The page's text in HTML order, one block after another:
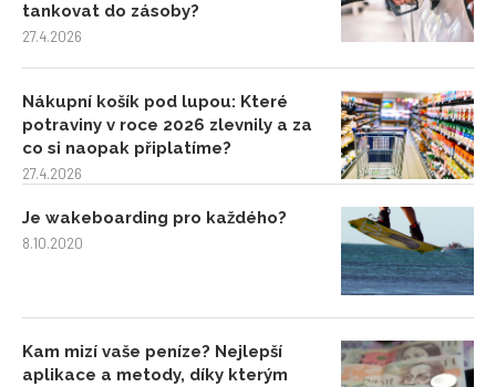
tankovat do zásoby?
27.4.2026
Nákupní košík pod lupou: Které
potraviny v roce 2026 zlevnily a za
co si naopak připlatíme?
27.4.2026
Je wakeboarding pro každého?
8.10.2020
Kam mizí vaše peníze? Nejlepší
aplikace a metody, díky kterým